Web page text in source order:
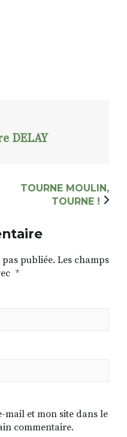
DELAY
TOURNE MOULIN,
TOURNE !
publiée. Les champs
*
mail et mon site dans le
commentaire.